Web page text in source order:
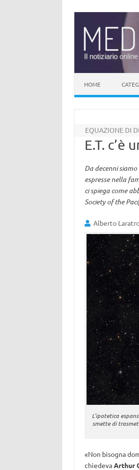
Il notiziario
HOME
EQUAZIONE DI
E.T. c’è
Da decenni
espresse nella
ci spiega come
Society of the
Alberto
L’ipotetica
smette di
«Non bisogna
chiedevaArthur